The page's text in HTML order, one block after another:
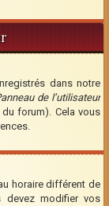
dans notre
de l’utilisateur
forum). Cela vous
horaire différent de
devez modifier vos